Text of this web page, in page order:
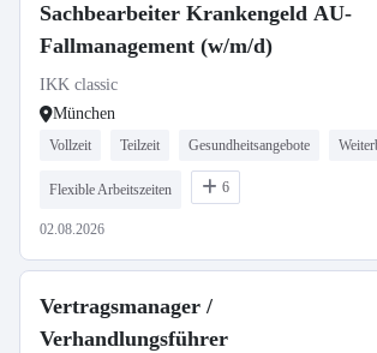
Sachbearbeiter Krankengeld AU-
Fallmanagement (w/m/d)
IKK classic
München
Vollzeit Teilzeit Gesundheitsangebote
Flexible Arbeitszeiten 6
02.08.2026
Vertragsmanager /
Verhandlungsführer